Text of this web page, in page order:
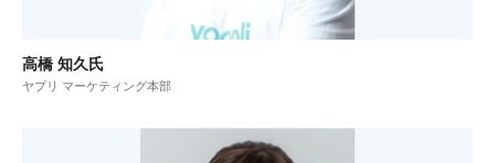
高橋 知久氏
ヤプリ マーケティング本部